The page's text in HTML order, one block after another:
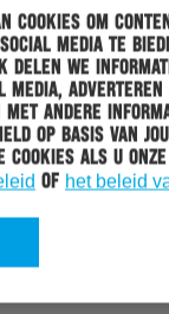
cookies om
media te
delen we
adverteren
met andere
op basis van
cookies als u
of het beleid
Onze
Van
7606 ZA